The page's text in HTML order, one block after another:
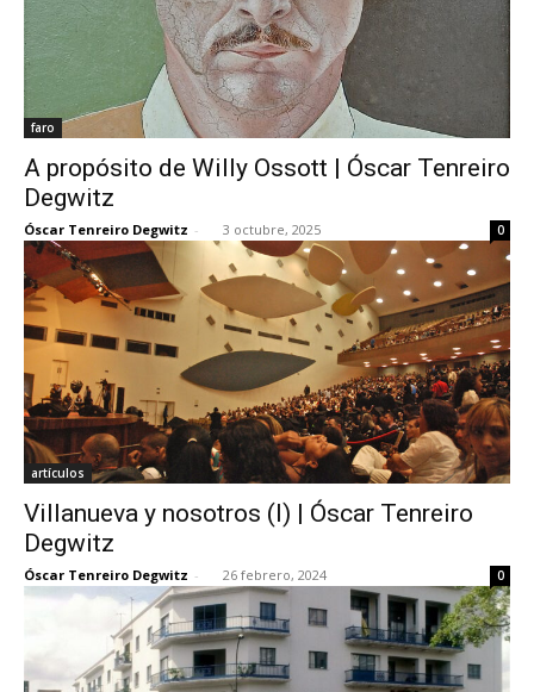
faro
A propósito de Willy Ossott | Óscar Tenreiro
Degwitz
Óscar Tenreiro Degwitz - 3 octubre, 2025 0
artículos
Villanueva y nosotros (I) | Óscar Tenreiro
Degwitz
Óscar Tenreiro Degwitz - 26 febrero, 2024 0